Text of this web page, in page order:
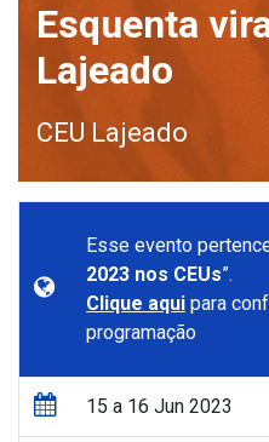
Esquenta
Lajeado
CEU Lajeado
Esse evento
2023 nos CEUs”.
Clique aqui para
programação
15 a 16 Jun 2023